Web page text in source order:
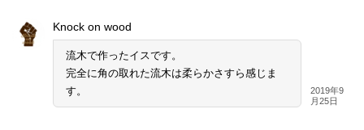
Knock on wood
流木で作ったイスです。
完全に角の取れた流木は柔らかさすら感じま
す。
2019年9
月25日